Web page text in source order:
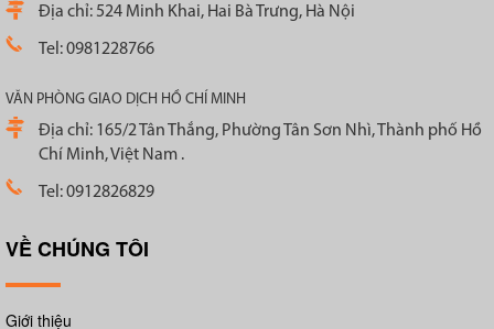
Địa chỉ: 524 Minh Khai, Hai Bà Trưng, Hà Nội
Tel: 0981228766
VĂN PHÒNG GIAO DỊCH HỒ CHÍ MINH
Địa chỉ: 165/2 Tân Thắng, Phường Tân Sơn Nhì, Thành phố Hồ
Chí Minh, Việt Nam .
Tel: 0912826829
VỀ CHÚNG TÔI
Giới thiệu